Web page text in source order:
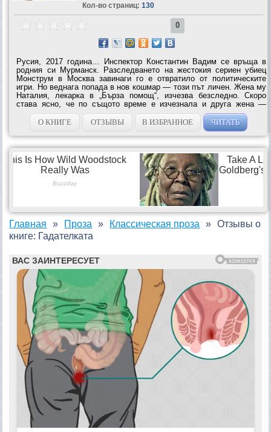
Кол-во страниц: 130
0
Русия, 2017 година… Инспектор Константин Вадим се връща в
родния си Мурманск. Разследването на жестокия сериен убиец
Монструм в Москва завинаги го е отвратило от политическите
игри. Но веднага попада в нов кошмар — този път личен. Жена му
Наталия, лекарка в „Бърза помощ“, изчезва безследно. Скоро
става ясно, че по същото време е изчезнала и друга жена —
служителка в местното консулство на САЩ. Случаят придобива
екстрена важност за...
О КНИГЕ ОТЗЫВЫ В ИЗБРАННОЕ ЧИТАТЬ
Главная Проза Классическая проза
Отзывы о
книге: Гадателката